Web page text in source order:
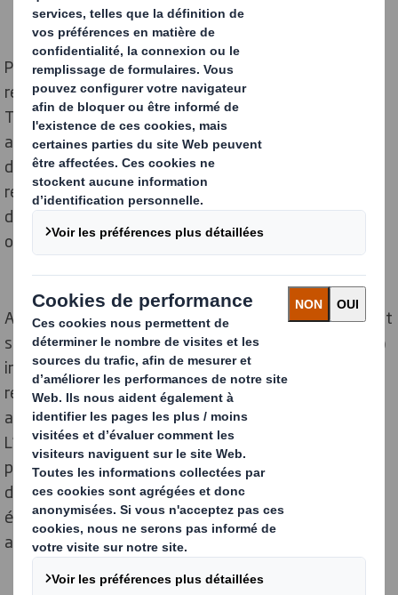
Paris, 20 mai 2026 - 250 000 emballages
réemployables, 20 marques pionnières : REUSE FAST
TRACK ouvre aujourd'hui un appel à candidatures
auprès des marques e-commerce en France. Objectif :
déployer, sur un an, une solution d’emballage
réemployable compétitive à base de fibres et
démontrer que le réemploi peut être rentable,
opérationnel et passer à l’échelle.
Alors que la législation européenne tel que le règlement
sur les emballages et les déchets d’emballages (PPWR)
impose aux marques d’investir dans les emballages
réutilisables, RE-ZIP, DS SMITH et RAJA ont signé un
accord pour lancer un programme inédit en Europe.
L’initiative est financée par EU LIFE, principal
programme de financement de l'Union européenne
dédié à l'environnement, au climat et à la transition
écologique, dans l’objectif de faire du réemploi une
alternative crédible et d’accélérer son déploiement.